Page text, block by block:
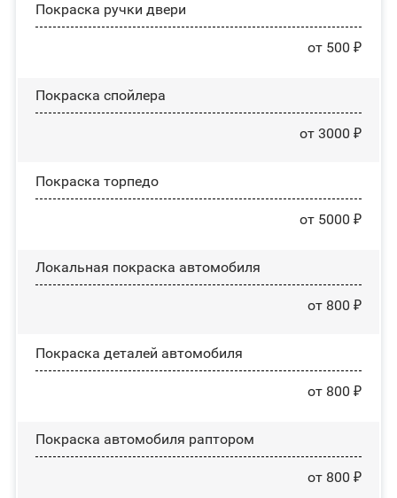
Покраска ручки двери
от 500 ₽
Покраска спойлера
от 3000 ₽
Покраска торпедо
от 5000 ₽
Локальная покраска автомобиля
от 800 ₽
Покраска деталей автомобиля
от 800 ₽
Покраска автомобиля раптором
от 800 ₽